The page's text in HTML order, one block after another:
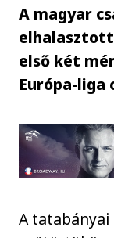
A magyar
első két
Európa-liga
A